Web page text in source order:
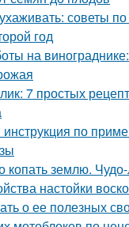
советы по
год
на
7 простых
инструкция по
копать землю.
настойки
о ее полезных